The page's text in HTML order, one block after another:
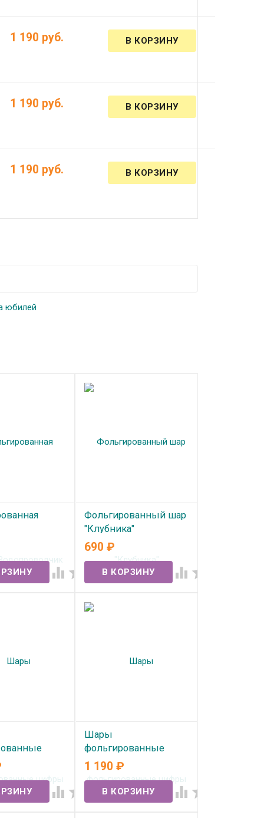
1 190 руб.
1 190 руб.
1 190 руб.
юбилей
 
Фольгированный шар
"Клубника"
В наличии
690₽
 
 
Шары
фольгированные
цифры "Беженые"
1шт. (102см)
В наличии
1 190₽
 